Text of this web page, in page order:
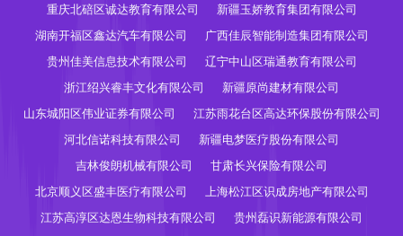
重庆北碚区诚达教育有限公司
新疆玉娇教育集团有限公司
湖南开福区鑫达汽车有限公司
广西佳辰智能制造集团有限公司
贵州佳美信息技术有限公司
辽宁中山区瑞通教育有限公司
浙江绍兴睿丰文化有限公司
新疆原尚建材有限公司
山东城阳区伟业证券有限公司
江苏雨花台区高达环保股份有限公司
河北信诺科技有限公司
新疆电梦医疗股份有限公司
吉林俊朗机械有限公司
甘肃长兴保险有限公司
北京顺义区盛丰医疗有限公司
上海松江区识成房地产有限公司
江苏高淳区达恩生物科技有限公司
贵州磊识新能源有限公司